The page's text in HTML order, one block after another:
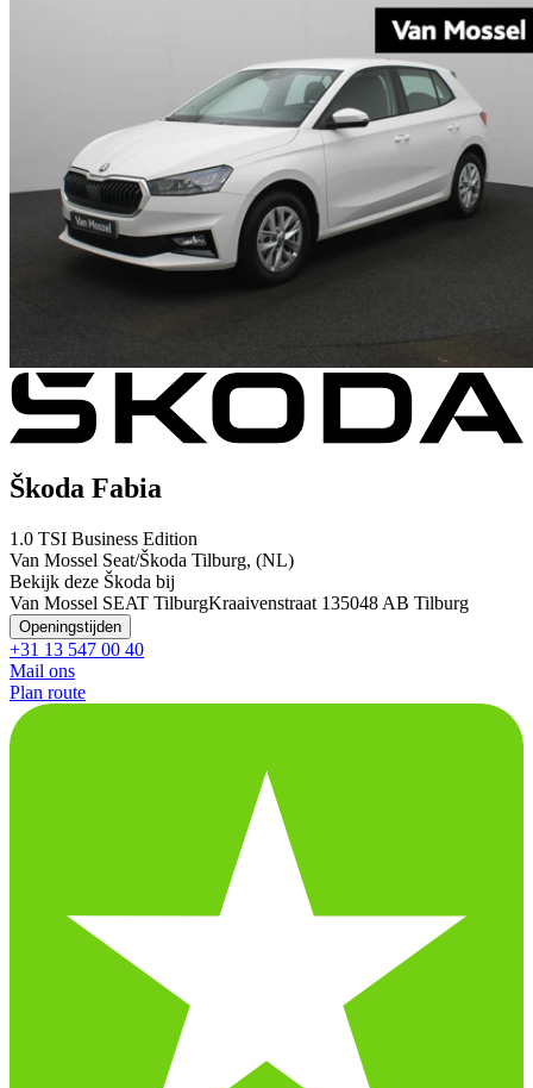
Škoda Fabia
1.0 TSI Business Edition
Van Mossel Seat/Škoda Tilburg, (NL)
Bekijk deze Škoda bij
Van Mossel SEAT TilburgKraaivenstraat 135048 AB Tilburg
Openingstijden
+31 13 547 00 40
Mail ons
Plan route